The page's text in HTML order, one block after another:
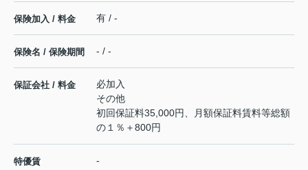
保険加入 / 料金 有 / -
保険名 / 保険期間 - / -
保証会社 / 料金
必加入
その他
初回保証料35,000円、月額保証料賃料等総額
の１％＋800円
特優賃 -